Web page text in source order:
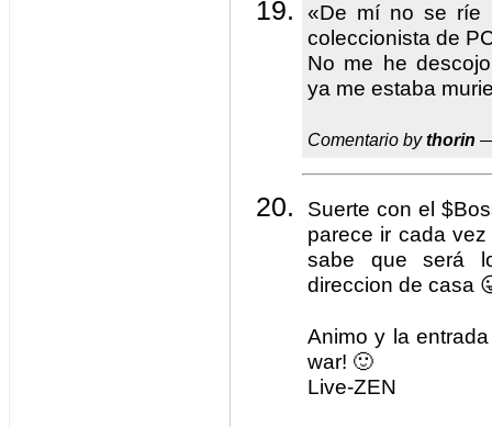
«De mí no se ríe
coleccionista de
No me he
ya me estaba
Comentario bythorin
Suerte con el
parece ir cada
sabe que será
direccion de casa
Animo y la
war! 🙂
Live-ZEN